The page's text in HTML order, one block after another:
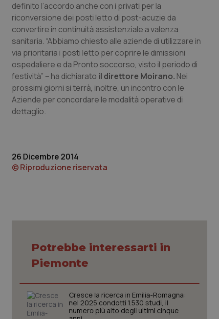
Liguria
Lombardia
Marche
Molise
Piemonte
Provincia Autonoma di Trento
Sardegna
Sicilia
Toscana
Umbria
Disturbi dell’umore
Dolore
Donna & Salute
Epatiti
HIV
Ipertensione & Scompenso
Malattia di Crohn & Rettocolite Ulcerosa
Neuroscienze & patologie neurodegenerative
Obesità
Oftalmologia
definito l’accordo anche con i privati per la
riconversione dei posti letto di post-acuzie da
convertire in continuità assistenziale a valenza
sanitaria. “Abbiamo chiesto alle aziende di utilizzare in
via prioritaria i posti letto per coprire le dimissioni
ospedaliere e da Pronto soccorso, visto il periodo di
festività” – ha dichiarato il direttore Moirano. Nei
prossimi giorni si terrà, inoltre, un incontro con le
Aziende per concordare le modalità operative di
dettaglio.
26 Dicembre 2014
© Riproduzione riservata
Potrebbe interessarti in
Piemonte
Cresce la ricerca in Emilia-Romagna:
nel 2025 condotti 1.530 studi, il
numero più alto degli ultimi cinque